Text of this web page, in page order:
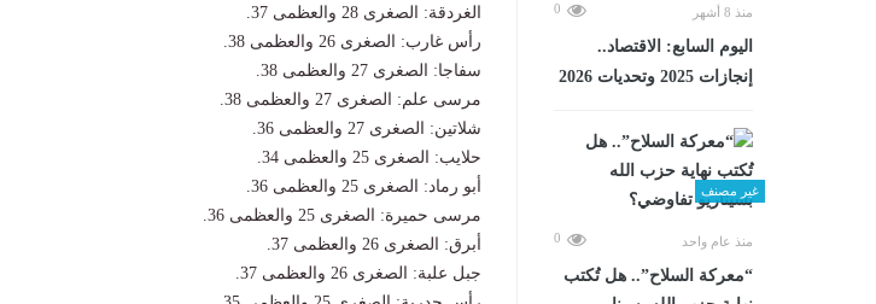
منذ 8 أشهر 0
اليوم السابع: الاقتصاد..
إنجازات 2025 وتحديات 2026
غير مصنف
منذ عام واحد 0
“معركة السلاح”.. هل تُكتب
الغردقة: الصغرى 28 والعظمى 37.
رأس غارب: الصغرى 26 والعظمى 38.
سفاجا: الصغرى 27 والعظمى 38.
مرسى علم: الصغرى 27 والعظمى 38.
شلاتين: الصغرى 27 والعظمى 36.
حلايب: الصغرى 25 والعظمى 34.
أبو رماد: الصغرى 25 والعظمى 36.
مرسى حميرة: الصغرى 25 والعظمى 36.
أبرق: الصغرى 26 والعظمى 37.
جبل علبة: الصغرى 26 والعظمى 37.